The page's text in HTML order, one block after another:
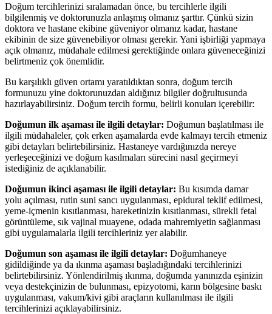
Doğum tercihlerinizi sıralamadan önce, bu tercihlerle ilgili
bilgilenmiş ve doktorunuzla anlaşmış olmanız şarttır. Çünkü sizin
doktora ve hastane ekibine güveniyor olmanız kadar, hastane
ekibinin de size güvenebiliyor olması gerekir. Yani işbirliği yapmaya
açık olmanız, müdahale edilmesi gerektiğinde onlara güveneceğinizi
belirtmeniz çok önemlidir.
Bu karşılıklı güven ortamı yaratıldıktan sonra, doğum tercih
formunuzu yine doktorunuzdan aldığınız bilgiler doğrultusunda
hazırlayabilirsiniz. Doğum tercih formu, belirli konuları içerebilir:
Doğumun ilk aşaması ile ilgili detaylar: Doğumun başlatılması ile
ilgili müdahaleler, çok erken aşamalarda evde kalmayı tercih etmeniz
gibi detayları belirtebilirsiniz. Hastaneye vardığınızda nereye
yerleşeceğinizi ve doğum kasılmaları sürecini nasıl geçirmeyi
istediğiniz de açıklanabilir.
Doğumun ikinci aşaması ile ilgili detaylar: Bu kısımda damar
yolu açılması, rutin suni sancı uygulanması, epidural teklif edilmesi,
yeme-içmenin kısıtlanması, hareketinizin kısıtlanması, sürekli fetal
görüntüleme, sık vajinal muayene, odada mahremiyetin sağlanması
gibi uygulamalarla ilgili tercihleriniz yer alabilir.
Doğumun son aşaması ile ilgili detaylar: Doğumhaneye
gidildiğinde ya da ıkınma aşaması başladığındaki tercihlerinizi
belirtebilirsiniz. Yönlendirilmiş ıkınma, doğumda yanınızda eşinizin
veya destekçinizin de bulunması, epizyotomi, karın bölgesine baskı
uygulanması, vakum/kivi gibi araçların kullanılması ile ilgili
tercihlerinizi açıklayabilirsiniz.